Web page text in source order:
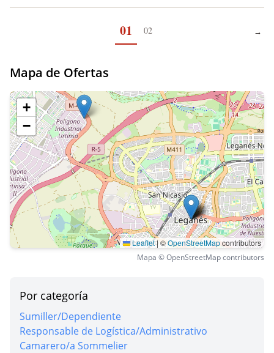
01 02 →
Mapa de Ofertas
+
−
Leaflet|©OpenStreetMapcontributors
Mapa © OpenStreetMap contributors
Por categoría
Sumiller/Dependiente
Responsable de Logística/Administrativo
Camarero/a Sommelier